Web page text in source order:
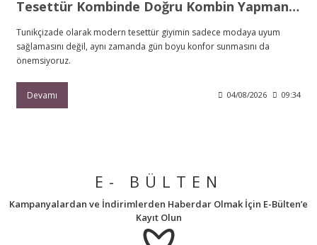
Tesettür Kombinde Doğru Kombin Yapmanın 5 Altın Kuralı
Tunikçizade olarak modern tesettür giyimin sadece modaya uyum
sağlamasını değil, aynı zamanda gün boyu konfor sunmasını da
önemsiyoruz.
Devamı 04/08/2026 09:34
E- BÜLTEN
Kampanyalardan ve İndirimlerden Haberdar Olmak İçin E-Bülten’e
Kayıt Olun